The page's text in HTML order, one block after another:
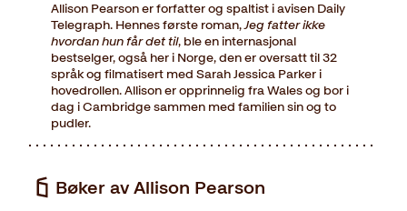
Allison Pearson er forfatter og spaltist i avisen Daily
Telegraph. Hennes første roman,Jeg fatter ikke
hvordan hun får det til, ble en internasjonal
bestselger, også her i Norge, den er oversatt til 32
språk og filmatisert med Sarah Jessica Parker i
hovedrollen. Allison er opprinnelig fra Wales og bor i
dag i Cambridge sammen med familien sin og to
pudler.
Bøker av Allison Pearson